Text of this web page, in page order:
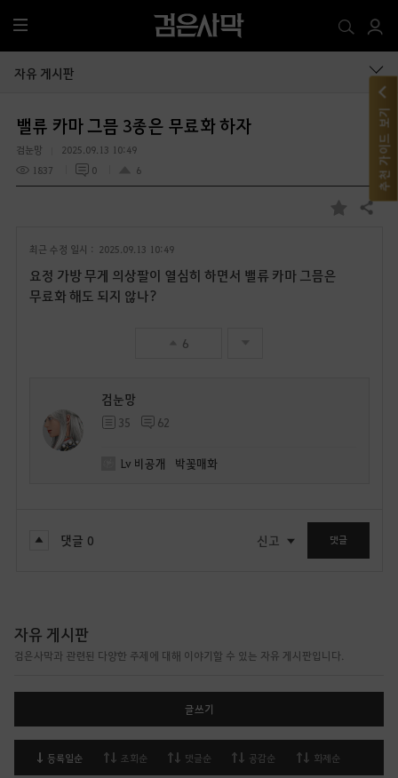
전
체
메
자유 게시판
밸류 카마 그믐 3종은 무료화 하자
검눈망
2025.09.13 10:49
1837
0 6
즐
공유하기
최근 수정 일시 : 2025.09.13 10:49
요정 가방 무게 의상팔이 열심히 하면서 밸류 카마 그믐은
무료화 해도 되지 않나?
6
검눈망
35 62
Lv 비공개 박꽃매화
댓글 0 신고 댓글
자유 게시판
검은사막과 관련된 다양한 주제에 대해 이야기할 수 있는 자유 게시판입니다.
글쓰기
등록일순 조회순 댓글순 공감순 화제순
추천 가이드 보기